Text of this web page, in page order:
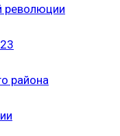
революции
района